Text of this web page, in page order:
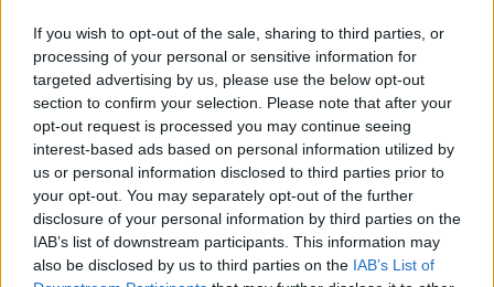
If you wish to opt-out of the sale, sharing to third parties, or
processing of your personal or sensitive information for
targeted advertising by us, please use the below opt-out
section to confirm your selection. Please note that after your
opt-out request is processed you may continue seeing
interest-based ads based on personal information utilized by
us or personal information disclosed to third parties prior to
your opt-out. You may separately opt-out of the further
disclosure of your personal information by third parties on the
IAB’s list of downstream participants. This information may
also be disclosed by us to third parties on the IAB’s List of
Digi
13.1.2020, 20:00